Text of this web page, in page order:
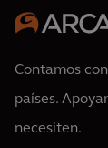
Contamos
países.
necesiten.